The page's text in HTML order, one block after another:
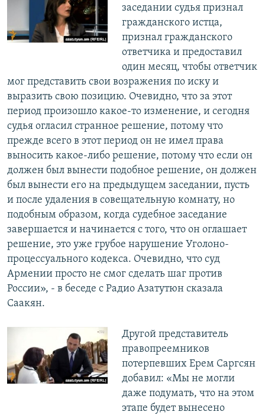
заседании судья признал
гражданского истца,
признал гражданского
ответчика и предоставил
один месяц, чтобы ответчик
мог представить свои возражения по иску и
выразить свою позицию. Очевидно, что за этот
период произошло какое-то изменение, и сегодня
судья огласил странное решение, потому что
прежде всего в этот период он не имел права
выносить какое-либо решение, потому что если он
должен был вынести подобное решение, он должен
был вынести его на предыдущем заседании, пусть
и после удаления в совещательную комнату, но
подобным образом, когда судебное заседание
завершается и начинается с того, что он оглашает
решение, это уже грубое нарушение Уголоно-
процессуального кодекса. Очевидно, что суд
Армении просто не смог сделать шаг против
России», - в беседе с Радио Азатутюн сказала
Саакян.
Другой представитель
правопреемников
потерпевших Ерем Саргсян
добавил: «Мы не могли
даже подумать, что на этом
этапе будет вынесено